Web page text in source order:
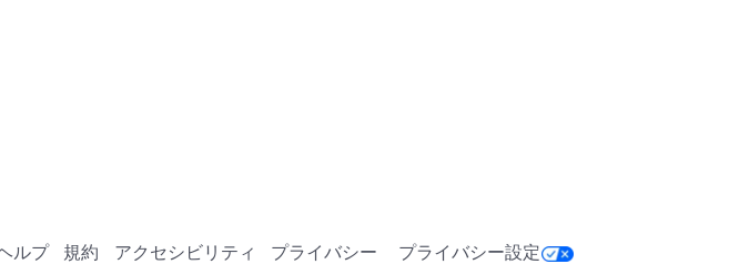
ルプ 規約 アクセシビリティ プライバシー プライバシー設定